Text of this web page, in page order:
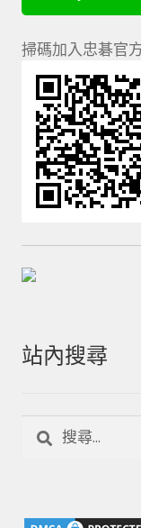
掃碼加入忠碁官
站內搜尋
字: